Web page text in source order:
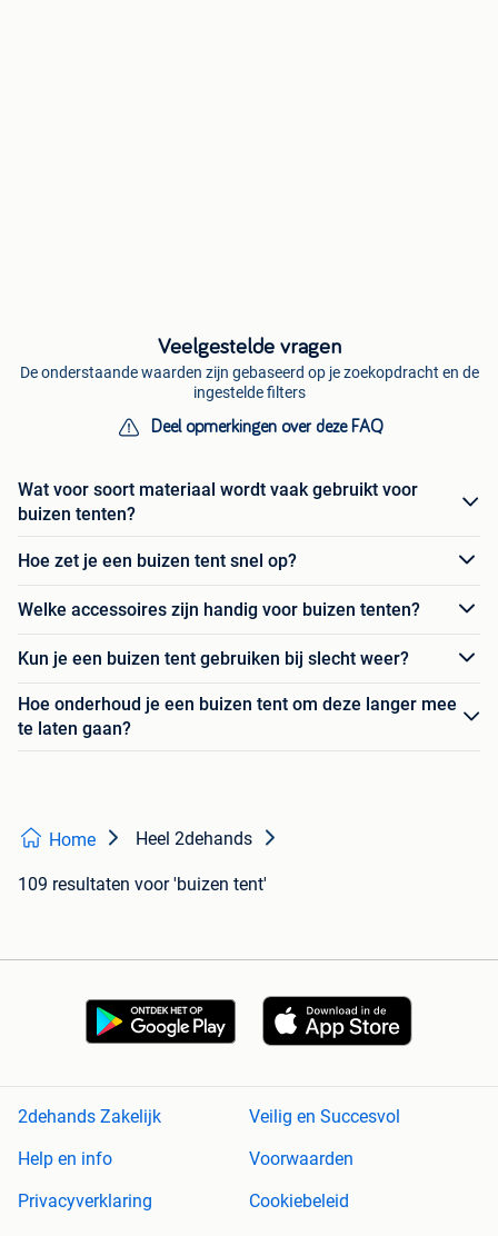
Veelgestelde vragen
De onderstaande waarden zijn gebaseerd op je zoekopdracht en de
ingestelde filters
Deel opmerkingen over deze FAQ
Wat voor soort materiaal wordt vaak gebruikt voor
buizen tenten?
Hoe zet je een buizen tent snel op?
Welke accessoires zijn handig voor buizen tenten?
Kun je een buizen tent gebruiken bij slecht weer?
Hoe onderhoud je een buizen tent om deze langer mee
te laten gaan?
Home Heel 2dehands
109 resultaten voor 'buizen tent'
2dehands Zakelijk
Veilig en Succesvol
Help en info
Voorwaarden
Privacyverklaring
Cookiebeleid